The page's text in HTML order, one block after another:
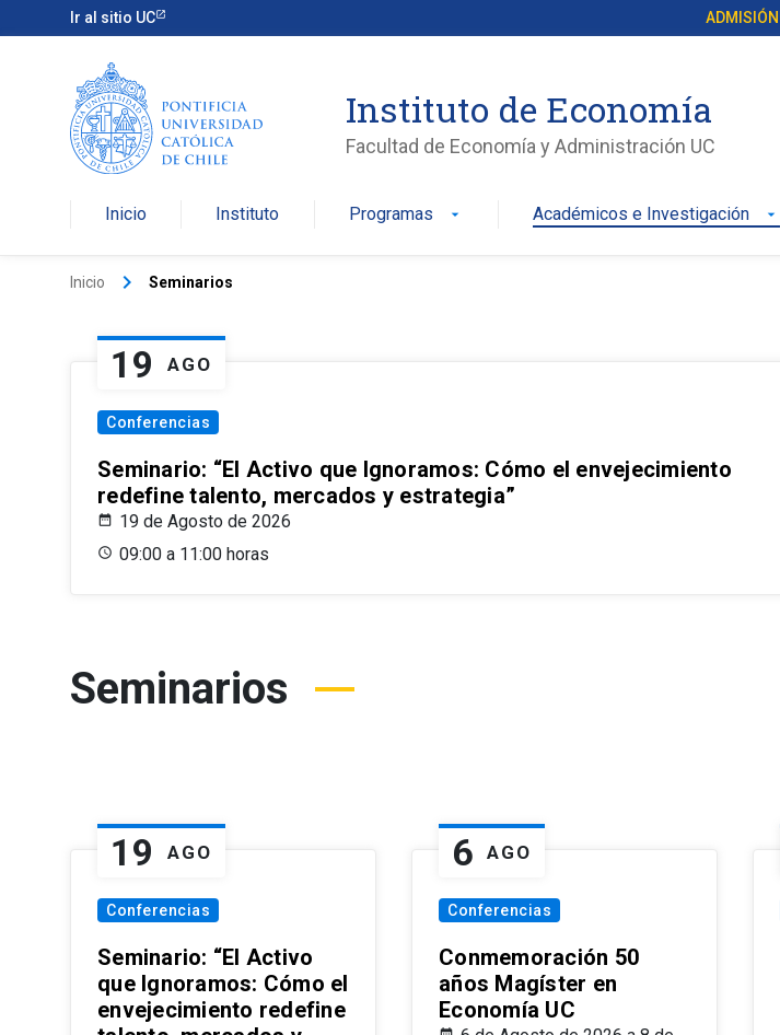
Ir al sitio UC ADMISIÓN
Instituto de Economía
Facultad de Economía y Administración UC
Inicio Instituto Programas arrow_drop_down Académicos e Investigación arrow_drop_down
Inicio keyboard_arrow_right Seminarios
19 AGO
Conferencias
Seminario: “El Activo que Ignoramos: Cómo el envejecimiento
redefine talento, mercados y estrategia”
19 de Agosto de 2026
09:00 a 11:00 horas
Seminarios
19 AGO
Conferencias
Seminario: “El Activo
que Ignoramos: Cómo el
envejecimiento redefine
6 AGO
Conferencias
Conmemoración 50
años Magíster en
Economía UC